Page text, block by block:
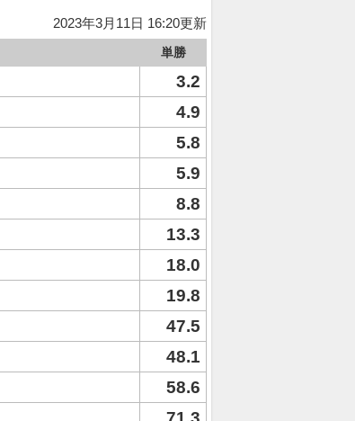
2023年3月11日 16:20更新
単勝
3.2
4.9
5.8
5.9
8.8
13.3
18.0
19.8
47.5
48.1
58.6